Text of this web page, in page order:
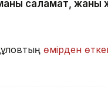
саламат, жаны
өмірден